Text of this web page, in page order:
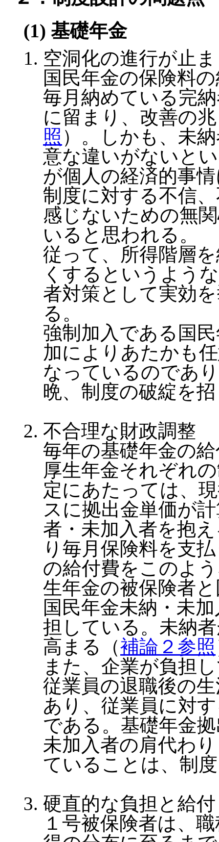
(1) 基礎年金
空洞化の進行が止
国民年金の保険料
毎月納めている完
に留まり、改善の
照 ）。しかも、未
意な違いがないと
が個人の経済的事
制度に対する不信
感じないための無
いると思われる。
従って、所得階層
くするというよう
者対策として実効
る。
強制加入である国
加によりあたかも
なっているのであ
晩、制度の破綻を
不合理な財政調整
毎年の基礎年金の
厚生年金それぞれ
定にあたっては、
スに拠出金単価が
者・未加入者を抱
り毎月保険料を支
の給付費をこのよ
生年金の被保険者
国民年金未納・未
担している。未納
高まる（補論２参照
また、企業が負担
従業員の退職後の
あり、従業員に対
である。基礎年金
未加入者の肩代わ
ていることは、制
硬直的な負担と給付
１号被保険者は、